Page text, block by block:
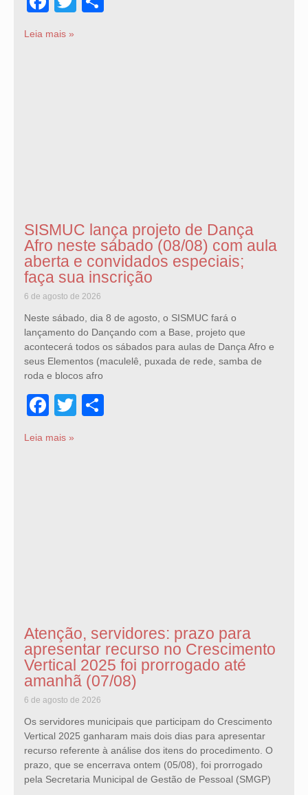
Leia mais »
SISMUC lança projeto de Dança
Afro neste sábado (08/08) com aula
aberta e convidados especiais;
faça sua inscrição
6 de agosto de 2026
Neste sábado, dia 8 de agosto, o SISMUC fará o
lançamento do Dançando com a Base, projeto que
acontecerá todos os sábados para aulas de Dança Afro e
seus Elementos (maculelê, puxada de rede, samba de
roda e blocos afro
Facebook
Twitter
Leia mais »
Atenção, servidores: prazo para
apresentar recurso no Crescimento
Vertical 2025 foi prorrogado até
amanhã (07/08)
6 de agosto de 2026
Os servidores municipais que participam do Crescimento
Vertical 2025 ganharam mais dois dias para apresentar
recurso referente à análise dos itens do procedimento. O
prazo, que se encerrava ontem (05/08), foi prorrogado
pela Secretaria Municipal de Gestão de Pessoal (SMGP)